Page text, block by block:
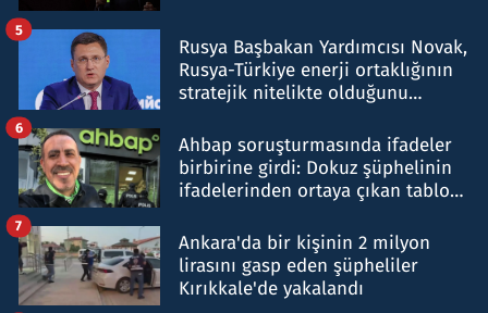
Rusya Başbakan Yardımcısı Novak,
Rusya-Türkiye enerji ortaklığının
stratejik nitelikte olduğunu
5
Ahbap soruşturmasında ifadeler
birbirine girdi: Dokuz şüphelinin
ifadelerinden ortaya çıkan tablo
6
Ankara'da bir kişinin 2 milyon
lirasını gasp eden şüpheliler
Kırıkkale'de yakalandı
7